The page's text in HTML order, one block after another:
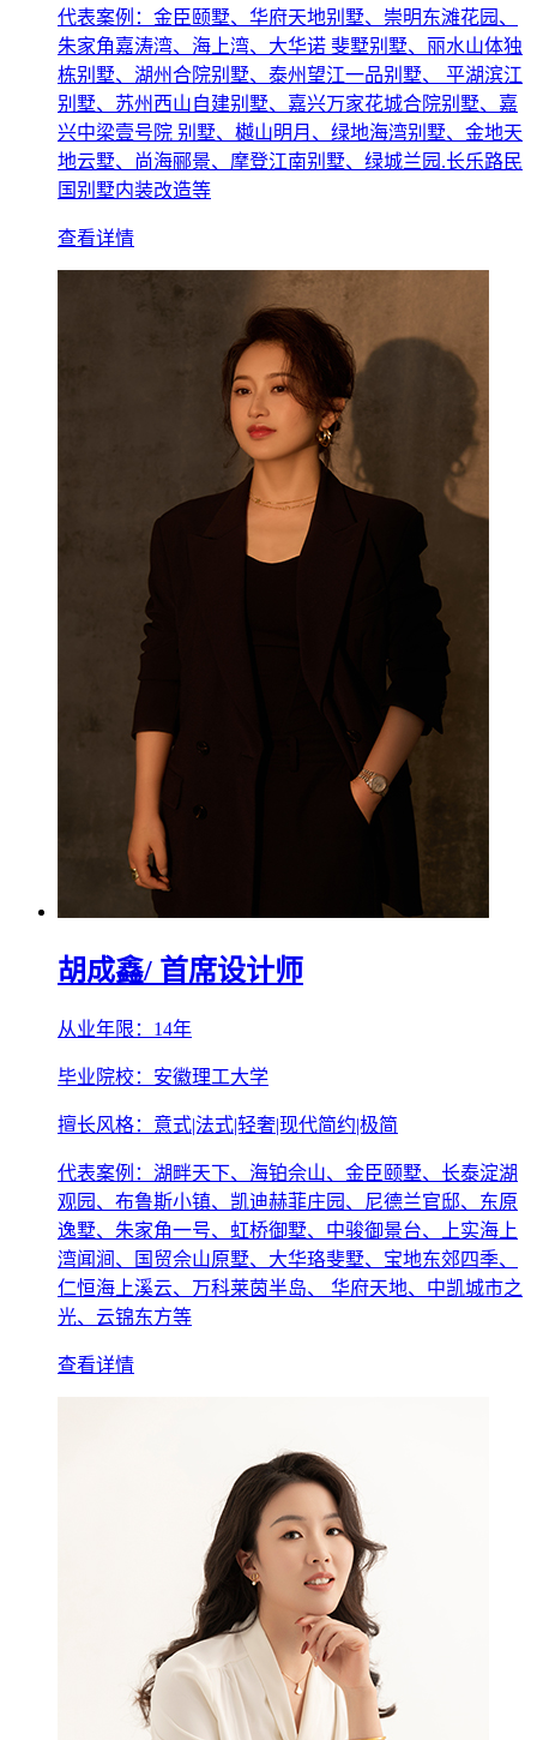
代表案例：金臣颐墅、华府天地别墅、崇明东滩花园、
朱家角嘉涛湾、海上湾、大华诺 斐墅别墅、丽水山体独
栋别墅、湖州合院别墅、泰州望江一品别墅、 平湖滨江
别墅、苏州西山自建别墅、嘉兴万家花城合院别墅、嘉
兴中梁壹号院 别墅、樾山明月、绿地海湾别墅、金地天
地云墅、尚海郦景、摩登江南别墅、绿城兰园.长乐路民
国别墅内装改造等
查看详情
胡成鑫/ 首席设计师
从业年限：14年
毕业院校：安徽理工大学
擅长风格：意式|法式|轻奢|现代简约|极简
代表案例：湖畔天下、海铂佘山、金臣颐墅、长泰淀湖
观园、布鲁斯小镇、凯迪赫菲庄园、尼德兰官邸、东原
逸墅、朱家角一号、虹桥御墅、中骏御景台、上实海上
湾闻涧、国贸佘山原墅、大华珞斐墅、宝地东郊四季、
仁恒海上溪云、万科莱茵半岛、 华府天地、中凯城市之
光、云锦东方等
查看详情